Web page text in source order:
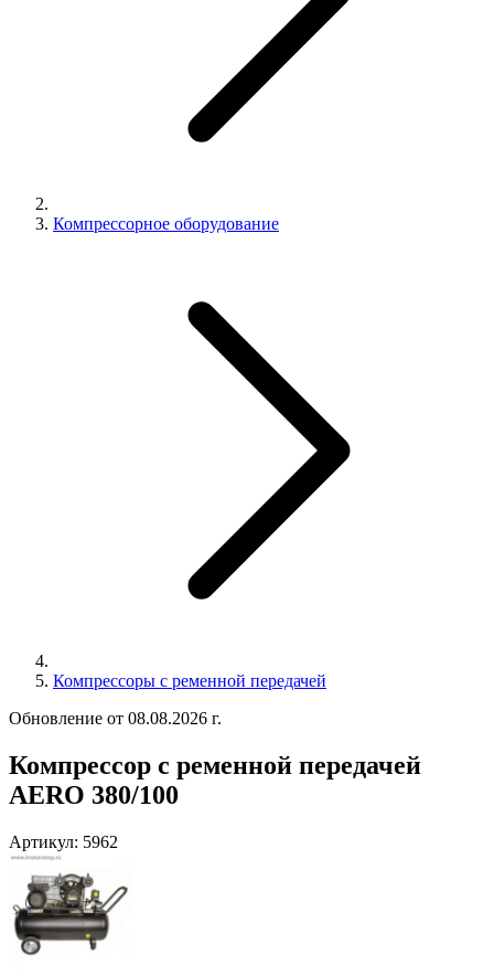
Компрессорное оборудование
Компрессоры с ременной передачей
Обновление от 08.08.2026 г.
Компрессор с ременной передачей
AERO 380/100
Артикул: 5962